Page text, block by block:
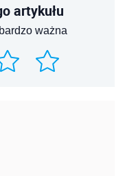
artykułu
ważna